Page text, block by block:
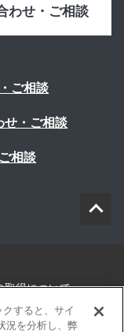
わせ・ご相談
ご相談
せ・ご相談
相談
取得について
のサイトについて
すると、サイ
況を分析し、弊